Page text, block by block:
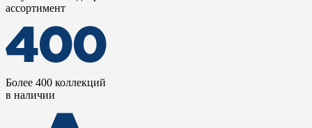
ассортимент
Более 400 коллекций
в наличии